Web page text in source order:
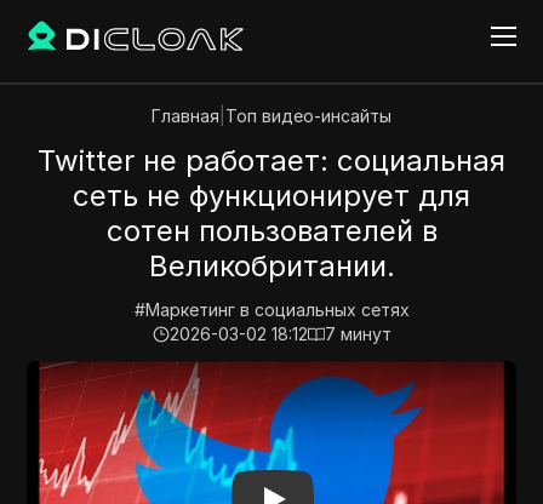
Главная Топ видео-инсайты
Twitter не работает: социальная
сеть не функционирует для
сотен пользователей в
Великобритании.
#Маркетинг в социальных сетях
2026-03-02 18:12
7 минут
Play Video:Twitter не работает: социальная сеть